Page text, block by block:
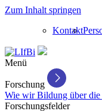
Zum Inhalt springen
Kontakt
Menü
Forschung
Wie wir Bildung über die
Forschungsfelder